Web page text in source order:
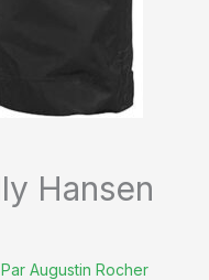
Hansen
Augustin Rocher